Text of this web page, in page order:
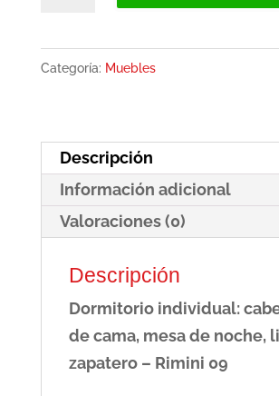
de
noche,
librería,
zapatero
Rimini
cantidad
Categoría: Muebles
Descripción
Información adicional
Valoraciones (0)
Descripción
Dormitorio individual:
de cama, mesa de noche,
zapatero – Rimini 09